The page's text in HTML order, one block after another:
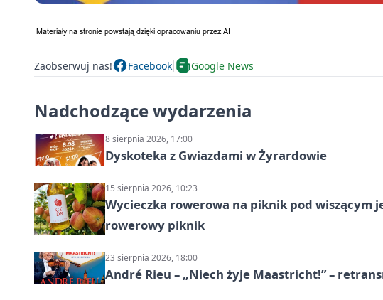
Zaobserwuj nas! Facebook Google News
Nadchodzące wydarzenia
8 sierpnia 2026, 17:00
Dyskoteka z Gwiazdami w Żyrardowie
15 sierpnia 2026, 10:23
Wycieczka rowerowa na piknik pod wiszącym
rowerowy piknik
23 sierpnia 2026, 18:00
André Rieu – „Niech żyje Maastricht!” –